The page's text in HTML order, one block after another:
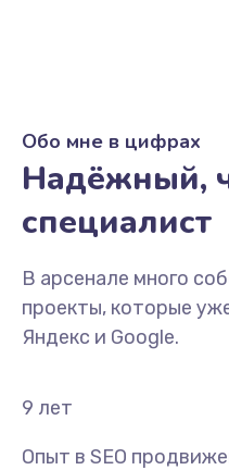
Обо мне в цифрах
Надёжный,
специалист
В арсенале много
проекты, которые
Яндекс и Google.
9 лет
Опыт в SEO